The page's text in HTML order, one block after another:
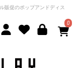
販促のポップアンドディス
0